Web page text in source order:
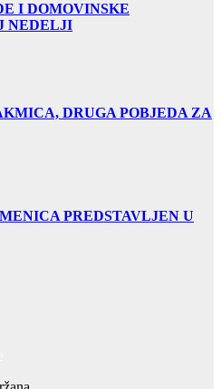
I DOMOVINSKE
NEDELJI
DRUGA POBJEDA ZA
PREDSTAVLJEN U